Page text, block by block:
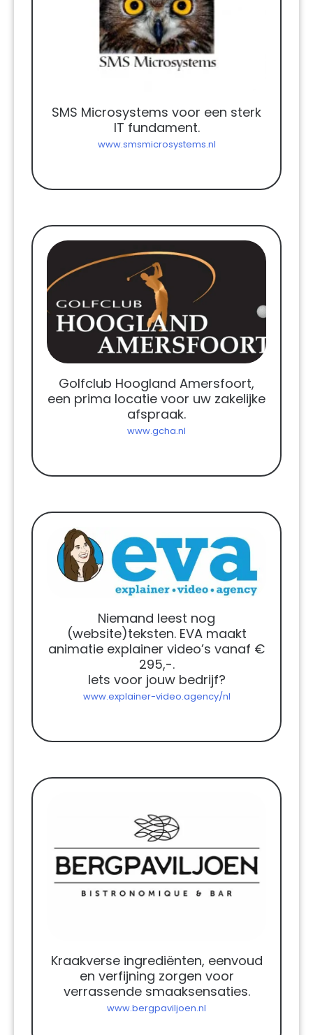
SMS Microsystems voor een sterk
IT fundament.
www.smsmicrosystems.nl
Golfclub Hoogland Amersfoort,
een prima locatie voor uw zakelijke
afspraak.
www.gcha.nl
Niemand leest nog
(website)teksten. EVA maakt
animatie explainer video’s vanaf €
295,-.
Iets voor jouw bedrijf?
www.explainer-video.agency/nl
Kraakverse ingrediënten, eenvoud
en verfijning zorgen voor
verrassende smaaksensaties.
www.bergpaviljoen.nl